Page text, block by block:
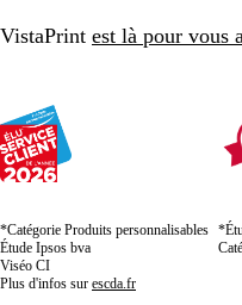
VistaPrint est là pour vous
*Catégorie Produits personnalisables
Étude Ipsos bva
Viséo CI
Plus d'infos sur escda.fr